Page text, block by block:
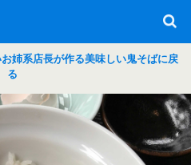
姉系店長が作る美味しい鬼そばに戻
る